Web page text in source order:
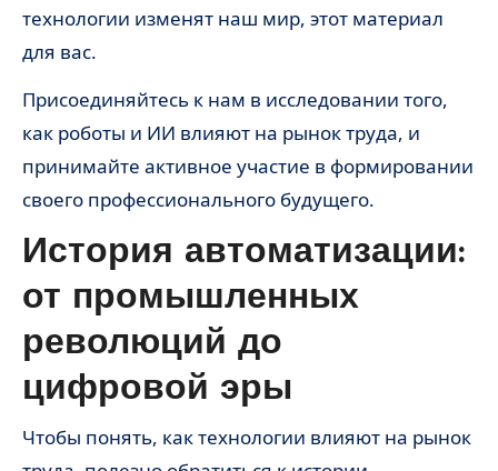
технологии изменят наш мир, этот материал
для вас.
Присоединяйтесь к нам в исследовании того,
как роботы и ИИ влияют на рынок труда, и
принимайте активное участие в формировании
своего профессионального будущего.
История автоматизации:
от промышленных
революций до
цифровой эры
Чтобы понять, как технологии влияют на рынок